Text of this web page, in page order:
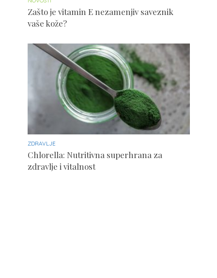
Zašto je vitamin E nezamenjiv saveznik
vaše kože?
ZDRAVLJE
Chlorella: Nutritivna superhrana za
zdravlje i vitalnost